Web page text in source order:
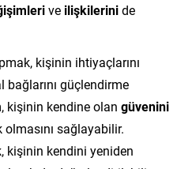
ve ilişkilerinide
kişinin ihtiyaçlarını
güçlendirme
kişinin kendine olan güvenini
olmasını sağlayabilir.
kişinin kendini yeniden